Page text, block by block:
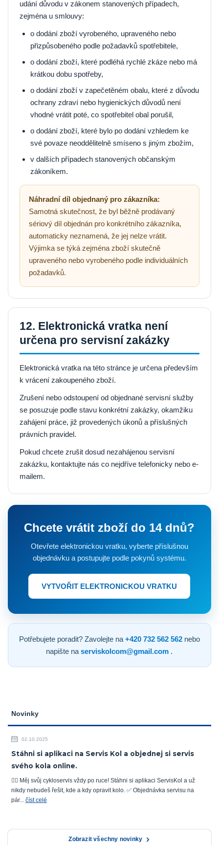
Novinky
02.10.2025
Stáhni si aplikaci na Servis Kol a objednej si servis
svého kola online.
🚴‍♂️ Měj svůj cykloservis vždy po ruce! Stáhni si aplikaci ServisKol a už
nikdy nebudeš řešit, kde a kdy opravit kolo. ✅ Objednávka servisu na
pár... číst celé
Zobrazit všechny novinky
udání důvodu v zákonem stanovených případech,
zejména u smlouvy:
o dodání zboží vyrobeného, upraveného nebo
přizpůsobeného podle požadavků spotřebitele,
o dodání zboží, které podléhá rychlé zkáze nebo má
krátkou dobu spotřeby,
o dodání zboží v zapečetěném obalu, které z důvodu
ochrany zdraví nebo hygienických důvodů není
vhodné vrátit poté, co spotřebitel obal porušil,
o dodání zboží, které bylo po dodání vzhledem ke
své povaze neoddělitelně smíseno s jiným zbožím,
v dalších případech stanovených občanským
zákoníkem.
Náhradní díl objednaný pro zákazníka:
Samotná skutečnost, že byl běžně prodávaný
sériový díl objednán pro konkrétního zákazníka,
automaticky neznamená, že jej nelze vrátit.
Výjimka se týká zejména zboží skutečně
upraveného nebo vyrobeného podle individuálních
požadavků.
12. Elektronická vratka není
určena pro servisní zakázky
Elektronická vratka na této stránce je určena především
k vrácení zakoupeného zboží.
Zrušení nebo odstoupení od objednané servisní služby
se posuzuje podle stavu konkrétní zakázky, okamžiku
zahájení práce, již provedených úkonů a příslušných
právních pravidel.
Pokud chcete zrušit dosud nezahájenou servisní
zakázku, kontaktujte nás co nejdříve telefonicky nebo e-
mailem.
Chcete vrátit zboží do 14 dnů?
Otevřete elektronickou vratku, vyberte příslušnou
objednávku a postupujte podle pokynů systému.
VYTVOŘIT ELEKTRONICKOU VRATKU
Potřebujete poradit? Zavolejte na +420 732 562 562 nebo
napište naserviskolcom@gmail.com .